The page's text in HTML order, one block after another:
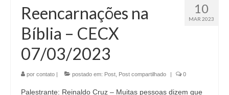
10
MAR 2023
Reencarnações na
Bíblia – CECX
07/03/2023
por contato | postado em: Post Post compartilhado | 0
Palestrante: Reinaldo Cruz – Muitas pessoas dizem que